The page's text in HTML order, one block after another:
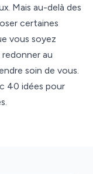
Mais au-delà des
certaines
vous soyez
au
soin de vous.
40 idées pour